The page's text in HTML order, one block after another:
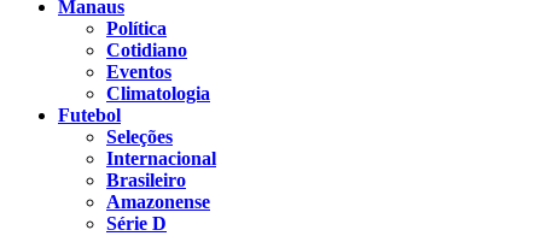
Manaus
Política
Cotidiano
Eventos
Climatologia
Futebol
Seleções
Internacional
Brasileiro
Amazonense
Série D